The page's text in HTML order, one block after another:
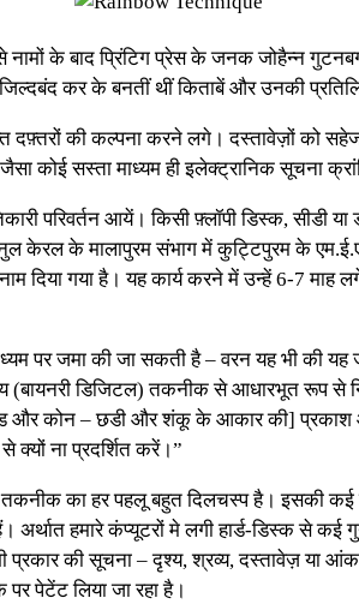
नामों के बाद प्रिंटिग प्रेस के जनक जोहैन्न
कर के बनतीं थीं किताबें और उनकी
दफ़्तरों की कल्पना करने लगे। दस्तावेज़ों को
कोई सस्ता माध्यम ही इलेक्ट्रानिक सूचना
आयें। किसी फ़्लॉपी डिस्क, सीडी या
के मालापुरम संभाग में कुट्टिपुरम के
दिया गया है। यह कार्य करने में उन्हें 6-7 माह
पर जमा की जा सकती है – वरन यह भी की यह
डिजिटल) तकनीक से आधारभूत रूप से
और कोन – छडी और शंकू के आकार की]
ना प्रदर्शित करें।”
का हर पहलू बहुत दिलचस्प है। इसकी
अर्थात हमारे कंप्यूटरों मे लगी हार्ड-डिस्क से कई
प्रकार की सूचना – दृश्य, श्रव्य, दस्तावेज़ या
पेटेंट लिया जा रहा है।